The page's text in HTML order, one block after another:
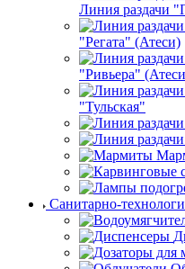
Линия раздачи
"Регата" (Атеси)
"Ривьера"
"Тульская"
Санитарно-